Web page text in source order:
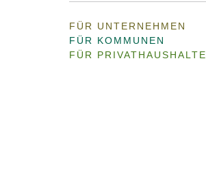
FÜR UNTERNEHMEN
FÜR KOMMUNEN
FÜR PRIVATHAUSHALTE